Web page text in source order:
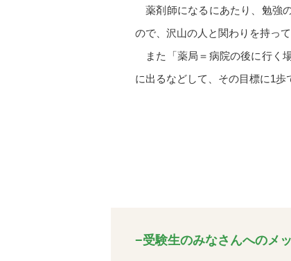
薬剤師になるにあたり、勉強
ので、沢山の人と関わりを持っ
また「薬局＝病院の後に行く
に出るなどして、その目標に1歩
−受験生のみなさんへのメ